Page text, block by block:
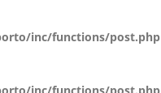
inc/functions/post.php